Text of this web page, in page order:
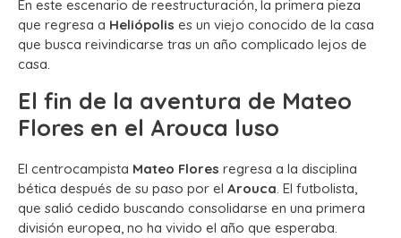
En este escenario de reestructuración, la primera pieza
que regresa a Heliópolis es un viejo conocido de la casa
que busca reivindicarse tras un año complicado lejos de
casa.
El fin de la aventura de Mateo
Flores en el Arouca luso
El centrocampista Mateo Flores regresa a la disciplina
bética después de su paso por el Arouca. El futbolista,
que salió cedido buscando consolidarse en una primera
división europea, no ha vivido el año que esperaba.